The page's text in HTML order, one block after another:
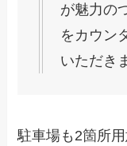
が魅力の
をカウン
いただき
駐車場も2箇所